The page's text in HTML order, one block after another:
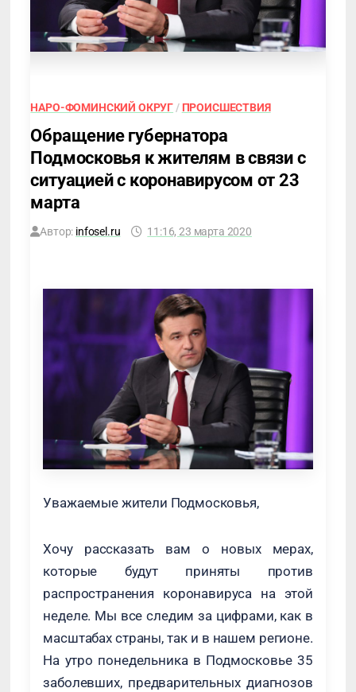
НАРО-ФОМИНСКИЙ ОКРУГ / ПРОИСШЕСТВИЯ
Обращение губернатора
Подмосковья к жителям в связи с
ситуацией с коронавирусом от 23
марта
Автор: infosel.ru 11:16, 23 марта 2020
Уважаемые жители Подмосковья,
Хочу рассказать вам о новых мерах,
которые будут приняты против
распространения коронавируса на этой
неделе. Мы все следим за цифрами, как в
масштабах страны, так и в нашем регионе.
На утро понедельника в Подмосковье 35
заболевших, предварительных диагнозов